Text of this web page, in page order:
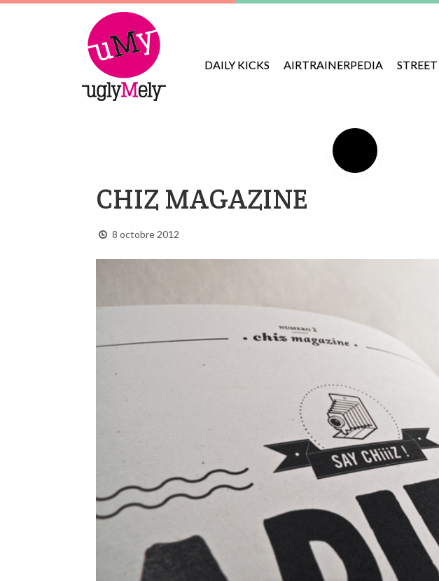
DAILY KICKS AIRTRAINERPEDIA
CHIZ MAGAZINE
8 octobre 2012